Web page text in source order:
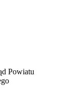
Powiatu